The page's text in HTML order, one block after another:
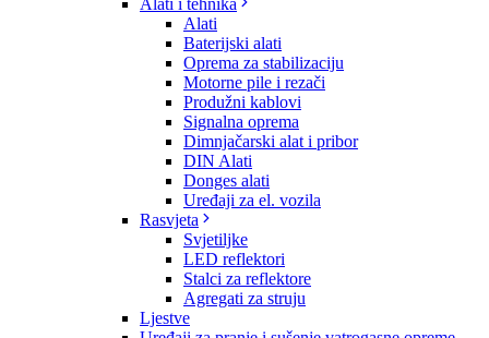
Alati i tehnika
Alati
Baterijski alati
Oprema za stabilizaciju
Motorne pile i rezači
Produžni kablovi
Signalna oprema
Dimnjačarski alat i pribor
DIN Alati
Donges alati
Uređaji za el. vozila
Rasvjeta
Svjetiljke
LED reflektori
Stalci za reflektore
Agregati za struju
Ljestve